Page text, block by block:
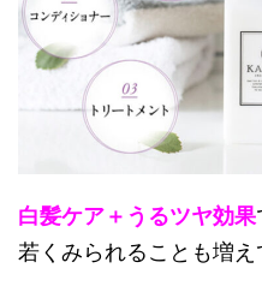
白髪ケア＋うるツヤ効果
若くみられることも増え